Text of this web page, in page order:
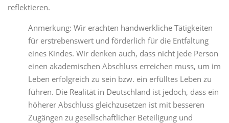
reflektieren.
Anmerkung: Wir erachten handwerkliche Tätigkeiten
für erstrebenswert und förderlich für die Entfaltung
eines Kindes. Wir denken auch, dass nicht jede Person
einen akademischen Abschluss erreichen muss, um im
Leben erfolgreich zu sein bzw. ein erfülltes Leben zu
führen. Die Realität in Deutschland ist jedoch, dass ein
höherer Abschluss gleichzusetzen ist mit besseren
Zugängen zu gesellschaftlicher Beteiligung und